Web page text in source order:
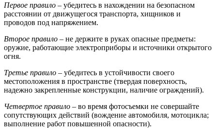
Первое правило – убедитесь в нахождении на безопасном
расстоянии от движущегося транспорта, хищников и
проводов под напряжением.
Второе правило – не держите в руках опасные предметы:
оружие, работающие электроприборы и источники открытого
огня.
Третье правило – убедитесь в устойчивости своего
местоположения в пространстве (твердая поверхность,
надежно закрепленные конструкции, наличие ограждений).
Четвертое правило – во время фотосъемки не совершайте
сопутствующих действий (вождение автомобиля, мотоцикла;
выполнение работ повышенной опасности).